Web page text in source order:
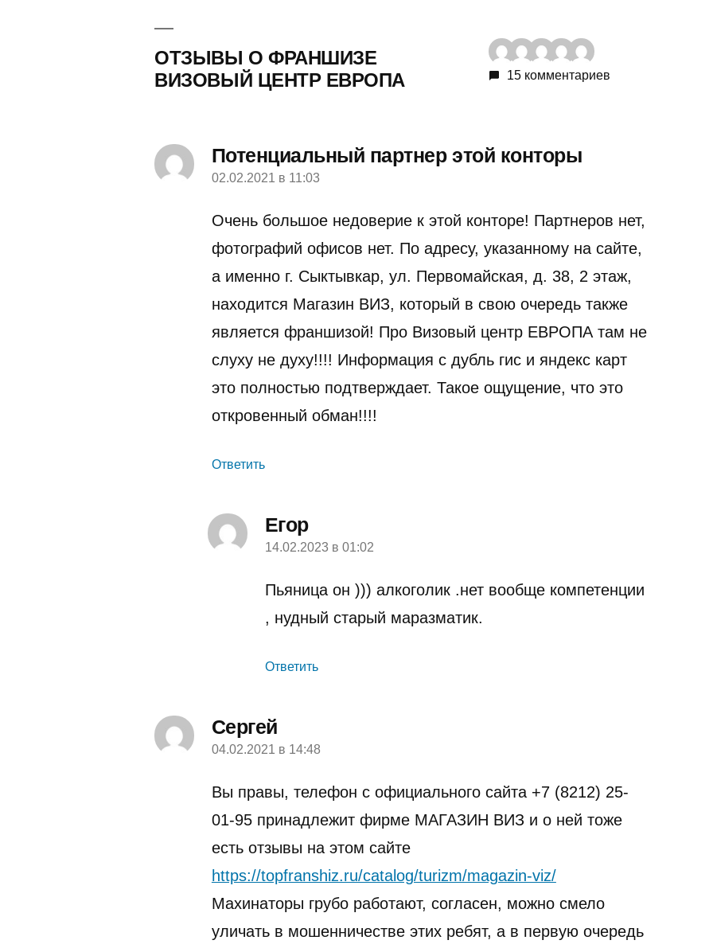
ОТЗЫВЫ О ФРАНШИЗЕ
ВИЗОВЫЙ ЦЕНТР ЕВРОПА
15 комментариев
Потенциальный партнер этой конторы
пишет:
02.02.2021 в 11:03
Очень большое недоверие к этой конторе! Партнеров нет,
фотографий офисов нет. По адресу, указанному на сайте,
а именно г. Сыктывкар, ул. Первомайская, д. 38, 2 этаж,
находится Магазин ВИЗ, который в свою очередь также
является франшизой! Про Визовый центр ЕВРОПА там не
слуху не духу!!!! Информация с дубль гис и яндекс карт
это полностью подтверждает. Такое ощущение, что это
откровенный обман!!!!
Ответить
Егор
пишет:
14.02.2023 в 01:02
Пьяница он ))) алкоголик .нет вообще компетенции
, нудный старый маразматик.
Ответить
Сергей
пишет:
04.02.2021 в 14:48
Вы правы, телефон с официального сайта +7 (8212) 25-
01-95 принадлежит фирме МАГАЗИН ВИЗ и о ней тоже
есть отзывы на этом сайте
https://topfranshiz.ru/catalog/turizm/magazin-viz/
Махинаторы грубо работают, согласен, можно смело
уличать в мошенничестве этих ребят, а в первую очередь